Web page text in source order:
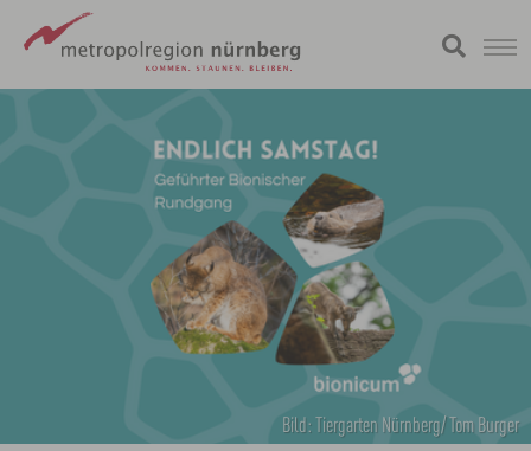
Bild: Tiergarten Nürnberg/ Tom Burger